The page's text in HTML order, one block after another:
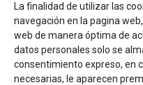
La finalidad de utilizar las
navegación en la pagina
web de manera óptima de
datos personales solo se
consentimiento expreso, en
necesarias, le aparecenKunnan